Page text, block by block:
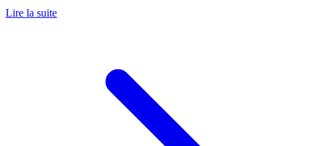
Lire la suite